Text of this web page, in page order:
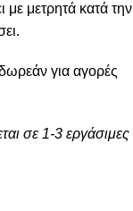
μετρητά κατά την
για αγορές
σε 1-3 εργάσιμες